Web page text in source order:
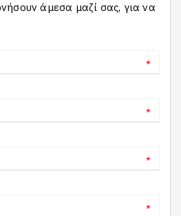
άμεσα μαζί σας, για να
*
*
*
*